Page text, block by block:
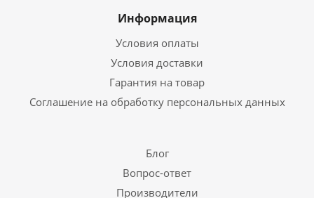
Информация
Условия оплаты
Условия доставки
Гарантия на товар
Соглашение на обработку персональных данных
Блог
Вопрос-ответ
Производители